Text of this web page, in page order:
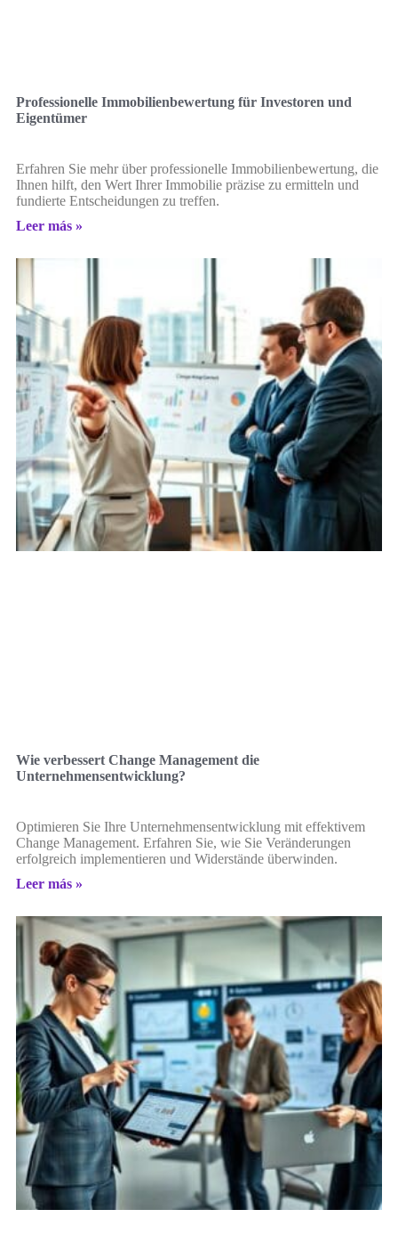
Professionelle Immobilienbewertung für Investoren und
Eigentümer
Erfahren Sie mehr über professionelle Immobilienbewertung, die
Ihnen hilft, den Wert Ihrer Immobilie präzise zu ermitteln und
fundierte Entscheidungen zu treffen.
Leer más »
Wie verbessert Change Management die
Unternehmensentwicklung?
Optimieren Sie Ihre Unternehmensentwicklung mit effektivem
Change Management. Erfahren Sie, wie Sie Veränderungen
erfolgreich implementieren und Widerstände überwinden.
Leer más »